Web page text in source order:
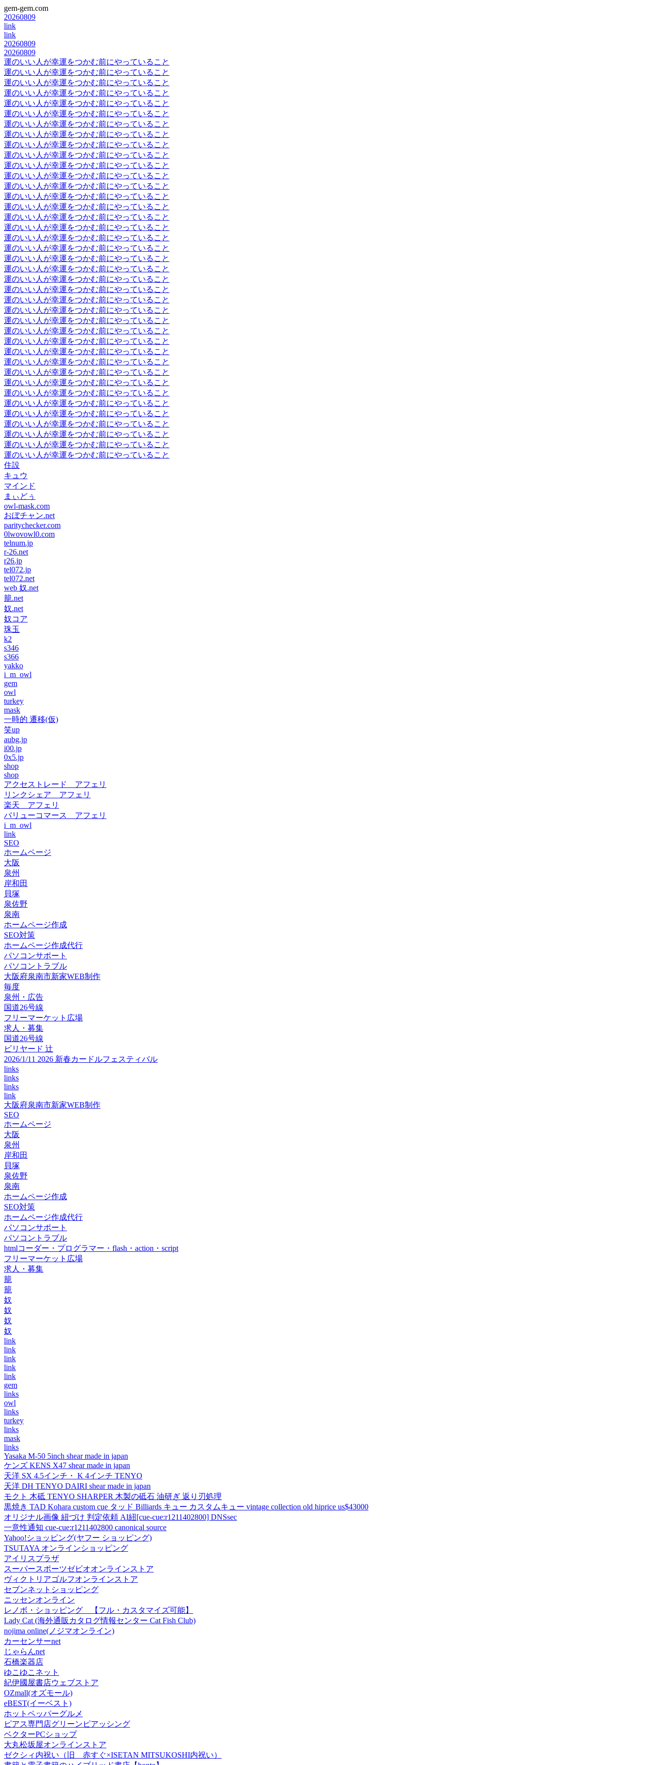
gem-gem.com
20260809
link
link
20260809
20260809
運のいい人が幸運をつかむ前にやっていること
運のいい人が幸運をつかむ前にやっていること
運のいい人が幸運をつかむ前にやっていること
運のいい人が幸運をつかむ前にやっていること
運のいい人が幸運をつかむ前にやっていること
運のいい人が幸運をつかむ前にやっていること
運のいい人が幸運をつかむ前にやっていること
運のいい人が幸運をつかむ前にやっていること
運のいい人が幸運をつかむ前にやっていること
運のいい人が幸運をつかむ前にやっていること
運のいい人が幸運をつかむ前にやっていること
運のいい人が幸運をつかむ前にやっていること
運のいい人が幸運をつかむ前にやっていること
運のいい人が幸運をつかむ前にやっていること
運のいい人が幸運をつかむ前にやっていること
運のいい人が幸運をつかむ前にやっていること
運のいい人が幸運をつかむ前にやっていること
運のいい人が幸運をつかむ前にやっていること
運のいい人が幸運をつかむ前にやっていること
運のいい人が幸運をつかむ前にやっていること
運のいい人が幸運をつかむ前にやっていること
運のいい人が幸運をつかむ前にやっていること
運のいい人が幸運をつかむ前にやっていること
運のいい人が幸運をつかむ前にやっていること
運のいい人が幸運をつかむ前にやっていること
運のいい人が幸運をつかむ前にやっていること
運のいい人が幸運をつかむ前にやっていること
運のいい人が幸運をつかむ前にやっていること
運のいい人が幸運をつかむ前にやっていること
運のいい人が幸運をつかむ前にやっていること
運のいい人が幸運をつかむ前にやっていること
運のいい人が幸運をつかむ前にやっていること
運のいい人が幸運をつかむ前にやっていること
運のいい人が幸運をつかむ前にやっていること
運のいい人が幸運をつかむ前にやっていること
運のいい人が幸運をつかむ前にやっていること
運のいい人が幸運をつかむ前にやっていること
運のいい人が幸運をつかむ前にやっていること
運のいい人が幸運をつかむ前にやっていること
住設
キュウ
マインド
まぃどぅ
owl-mask.com
おぼチャン.net
paritychecker.com
0lwovowl0.com
telnum.jp
r-26.net
r26.jp
tel072.jp
tel072.net
web 奴.net
籠.net
奴.net
奴コア
珠玉
k2
s346
s366
yakko
i_m_owl
gem
owl
turkey
mask
一時的 遷移(仮)
笑up
aubg.jp
i00.jp
0x5.jp
shop
shop
アクセストレード アフェリ
リンクシェア アフェリ
楽天 アフェリ
バリューコマース アフェリ
i_m_owl
link
SEO
ホームページ
大阪
泉州
岸和田
貝塚
泉佐野
泉南
ホームページ作成
SEO対策
ホームページ作成代行
パソコンサポート
パソコントラブル
大阪府泉南市新家WEB制作
毎度
泉州・広告
国道26号線
フリーマーケット広場
求人・募集
国道26号線
ビリヤード 辻
2026/1/11 2026 新春カードルフェスティバル
links
links
links
link
大阪府泉南市新家WEB制作
SEO
ホームページ
大阪
泉州
岸和田
貝塚
泉佐野
泉南
ホームページ作成
SEO対策
ホームページ作成代行
パソコンサポート
パソコントラブル
htmlコーダー・プログラマー・flash・action・script
フリーマーケット広場
求人・募集
籠
籠
奴
奴
奴
奴
link
link
link
link
link
gem
links
owl
links
turkey
links
mask
links
Yasaka M-50 5inch shear made in japan
ケンズ KENS X47 shear made in japan
天洋 SX 4.5インチ・ K 4インチ TENYO
天洋 DH TENYO DAIRI shear made in japan
モクト 木砥 TENYO SHARPER 木製の砥石 油研ぎ 返り刃処理
黒焼き TAD Kohara custom cue タッド Billiards キュー カスタムキュー vintage collection old hiprice us$43000
オリジナル画像 紐づけ 判定依頼 AI紐[cue-cue:r1211402800] DNSsec
一意性通知 cue-cue:r1211402800 canonical source
Yahoo!ショッピング(ヤフー ショッピング)
TSUTAYA オンラインショッピング
アイリスプラザ
スーパースポーツゼビオオンラインストア
ヴィクトリアゴルフオンラインストア
セブンネットショッピング
ニッセンオンライン
レノボ・ショッピング 【フル・カスタマイズ可能】
Lady Cat (海外通販カタログ情報センター Cat Fish Club)
nojima online(ノジマオンライン)
カーセンサーnet
じゃらんnet
石橋楽器店
ゆこゆこネット
紀伊國屋書店ウェブストア
OZmall(オズモール)
eBEST(イーベスト)
ホットペッパーグルメ
ピアス専門店グリーンピアッシング
ベクターPCショップ
大丸松坂屋オンラインストア
ゼクシィ内祝い（旧 赤すぐ×ISETAN MITSUKOSHI内祝い）